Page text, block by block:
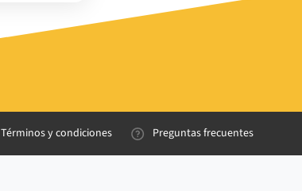
Términos y condiciones Preguntas frecuentes